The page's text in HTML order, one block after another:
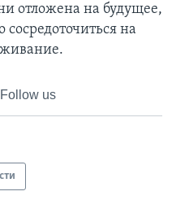
отложена на будущее,
на
Follow us